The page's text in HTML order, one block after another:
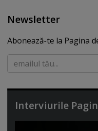
Newsletter
Abonează-te la Pagina
Interviurile